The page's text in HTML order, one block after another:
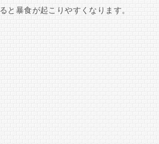
と暴食が起こりやすくなります。